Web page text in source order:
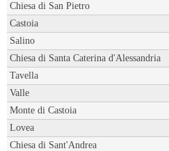
Chiesa di San Pietro
Castoia
Salino
Chiesa di Santa Caterina d'Alessandria
Tavella
Valle
Monte di Castoia
Lovea
Chiesa di Sant'Andrea